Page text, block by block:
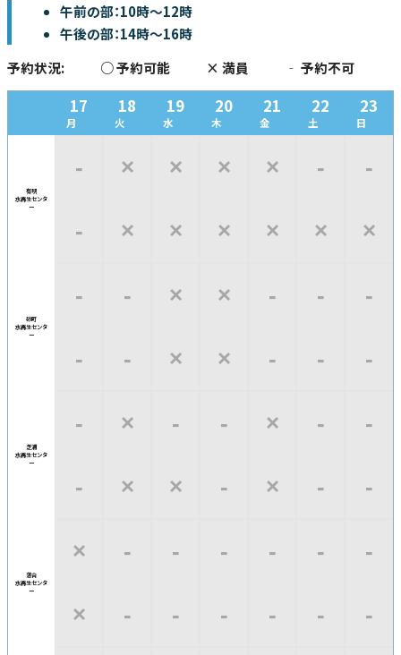
午前の部：10時～12時
午後の部：14時～16時
予約状況:
○予約可能 × 満員 ‐ 予約不可
17
月
18
火
19
水
20
木
21
金
22
土
23
日
有明
水再生センタ
ー
‐
‐
×
×
×
×
×
×
×
×
‐
×
‐
×
砂町
水再生センタ
ー
‐
‐
‐
‐
×
×
×
×
‐
‐
‐
‐
‐
‐
芝浦
水再生センタ
ー
‐
‐
×
×
‐
×
‐
‐
×
×
‐
‐
‐
‐
落合
水再生センタ
ー
×
×
‐
‐
‐
‐
‐
‐
‐
‐
‐
‐
‐
‐